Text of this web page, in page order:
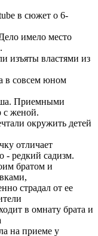
в сюжет о 6-
имело место
изъяты властями из
в совсем юном
Приемными
с женой.
окружить детей
отличает
- редкий садизм.
братом и
страдал от ее
в омнату брата и
на приеме у